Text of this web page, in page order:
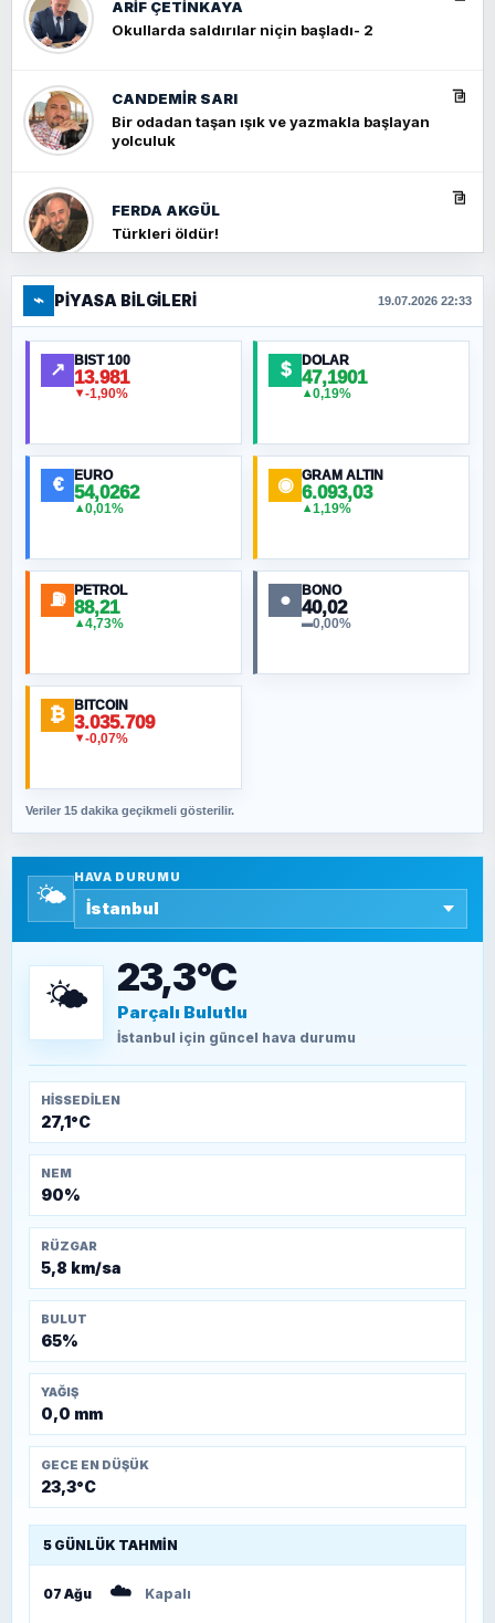
ARIF ÇETİNKAYA
Okullarda saldırılar niçin başladı- 2
CANDEMIR SARI
Bir odadan taşan ışık ve yazmakla başlayan
yolculuk
FERDA AKGÜL
Türkleri öldür!
FERHAT BÜYÜKKALKAN
Ankara Zirvesi: NATO Toplantısı mı, Yeni
Ortadoğu Haritasının Provası mı?
MURAT ÖZKAN
NURETTIN BÖLÜK
ORHAN KILIÇOĞLU
Fahişeye beyinli bir müstevli alçağına
SAVAŞ ŞAHİN
SEYFULLAH ÇİÇEK
TEOMAN ALPASLAN
Kütahya-Eskişehir Muharebeleri (10-24
⌁ PIYASA BILGILERI 19.07.2026 22:33
↗ BIST 100
13.981
▼-1,90%
$ DOLAR
47,1901
▲0,19%
€ EURO
54,0262
▲0,01%
◉ GRAM ALTIN
6.093,03
▲1,19%
⛽ PETROL
88,21
▲4,73%
● BONO
40,02
▬0,00%
₿ BITCOIN
3.035.709
▼-0,07%
Veriler 15 dakika geçikmeli gösterilir.
🌤️
HAVA DURUMU
🌤️ 23,3°C
Parçalı Bulutlu
İstanbul için güncel hava durumu
HISSEDILEN
27,1°C
NEM
90%
RÜZGAR
5,8 km/sa
BULUT
65%
YAĞIŞ
0,0 mm
GECE EN DÜŞÜK
23,3°C
5 GÜNLÜK TAHMIN
07 Ağu ☁️ Kapalı